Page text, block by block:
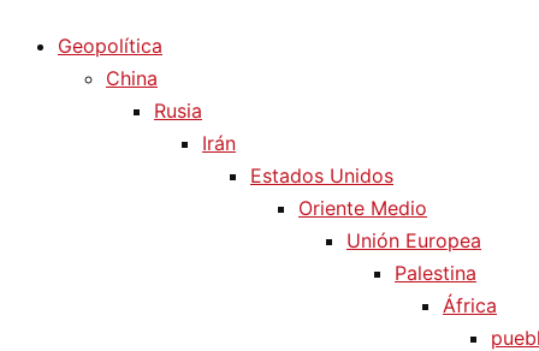
Geopolítica
China
Rusia
Irán
Estados Unidos
Oriente Medio
Unión Europea
Palestina
África